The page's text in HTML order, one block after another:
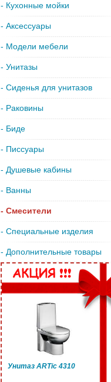
- Кухонные мойки
- Аксессуары
- Модели мебели
- Унитазы
- Сиденья для унитазов
- Раковины
- Биде
- Писсуары
- Душевые кабины
- Ванны
- Смесители
- Специальные изделия
- Дополнительные товары
Унитаз ARTic 4310